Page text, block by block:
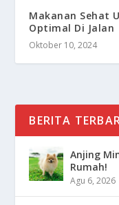
Makanan Sehat
Optimal Di Jalan
Oktober 10, 2024
BERITA
Anjing
Rumah!
Agu 6, 2026